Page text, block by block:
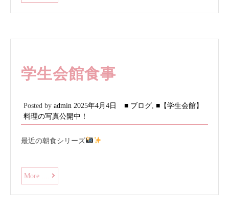
知
ら
学生会館食事
Posted by admin 2025年4月4日 ■ ブログ, ■【学生会館】
料理の写真公開中！
最近の朝食シリーズ
More .... 学
生
会